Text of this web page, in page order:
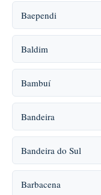
Baependi
Baldim
Bambuí
Bandeira
Bandeira do Sul
Barbacena